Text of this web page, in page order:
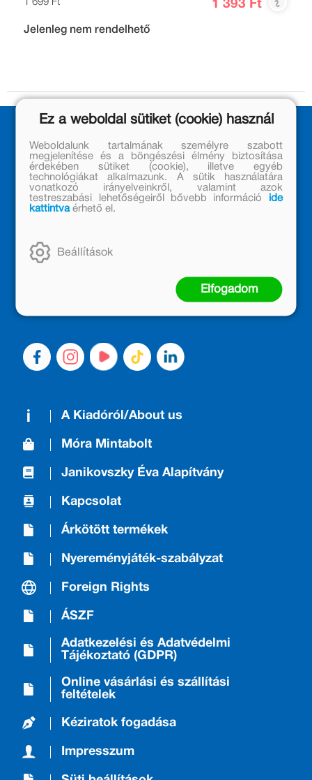
1 699 Ft
1 393 Ft
Jelenleg nem rendelhető
Kiadónk generációkat ajándékozott és ajándékoz meg az
olvasás örömével, olvasni szerető gyerekekből olvasni
szerető felnőttek lettek, akik mindezt továbbadták a
A Kiadóról/About us
Móra Mintabolt
Janikovszky Éva Alapítvány
Kapcsolat
Árkötött termékek
Nyereményjáték-szabályzat
Foreign Rights
ÁSZF
Adatkezelési és Adatvédelmi
Tájékoztató (GDPR)
Online vásárlási és szállítási
feltételek
Kéziratok fogadása
Impresszum
Ez a weboldal sütiket (cookie) használ
Weboldalunk tartalmának személyre szabott
megjelenítése és a böngészési élmény biztosítása
érdekében sütiket (cookie), illetve egyéb
technológiákat alkalmazunk. A sütik használatára
vonatkozó irányelveinkről, valamint azok
testreszabási lehetőségeiről bővebb információ
ide
kattintvaérhető el.
Beállítások
Elfogadom